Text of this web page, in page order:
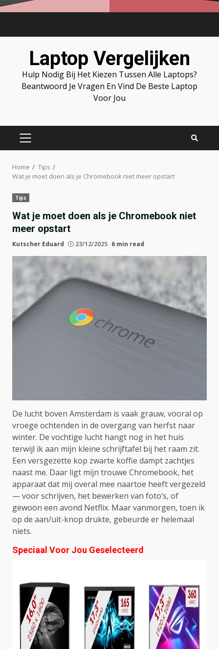
Laptop Vergelijken
Hulp Nodig Bij Het Kiezen Tussen Alle Laptops?
Beantwoord Je Vragen En Vind De Beste Laptop
Voor Jou
PRIMARY
Home
Tips
Wat je moet doen als je Chromebook niet meer opstart
Tips
Wat je moet doen als je Chromebook niet
meer opstart
Kutscher Eduard 23/12/2025 6 min read
De lucht boven Amsterdam is vaak grauw, vooral op
vroege ochtenden in de overgang van herfst naar
winter. De vochtige lucht hangt nog in het huis
terwijl ik aan mijn kleine schrijftafel bij het raam zit.
Een versgezette kop zwarte koffie dampt zachtjes
naast me. Daar ligt mijn trouwe Chromebook, het
apparaat dat mij overal mee naartoe heeft vergezeld
— voor schrijven, het bewerken van foto’s, of
gewoon een avond Netflix. Maar vanmorgen, toen ik
op de aan/uit-knop drukte, gebeurde er helemaal
niets.
Speciaal Voor Jou Geselecteerd